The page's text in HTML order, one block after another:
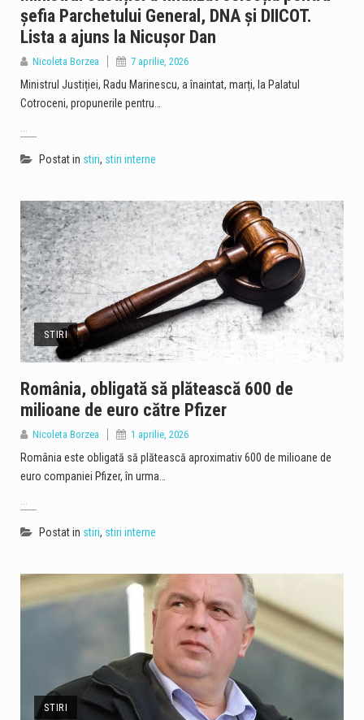
șefia Parchetului General, DNA și DIICOT.
Lista a ajuns la Nicușor Dan
Nicoleta Borzea 7 aprilie, 2026
Ministrul Justiției, Radu Marinescu, a înaintat, marți, la Palatul
Cotroceni, propunerile pentru…
...
Postat in stiri, stiri interne
STIRI
România, obligată să plătească 600 de
milioane de euro către Pfizer
Nicoleta Borzea 1 aprilie, 2026
România este obligată să plătească aproximativ 600 de milioane de
euro companiei Pfizer, în urma…
Postat in stiri, stiri interne
STIRI